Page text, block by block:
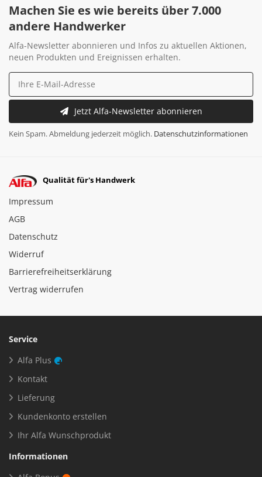
Machen Sie es wie bereits über 7.000
andere Handwerker
Alfa-Newsletter abonnieren und Infos zu aktuellen Aktionen,
neuen Produkten und Ereignissen erhalten.
Jetzt Alfa-Newsletter abonnieren
Kein Spam. Abmeldung jederzeit möglich. Datenschutzinformationen
Qualität für's Handwerk
Impressum
AGB
Datenschutz
Widerruf
Barrierefreiheitserklärung
Vertrag widerrufen
Service
Alfa Plus
Kontakt
Lieferung
Kundenkonto erstellen
Ihr Alfa Wunschprodukt
Informationen